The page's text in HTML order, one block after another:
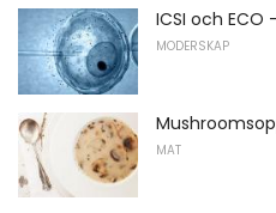
ICSI och ECO
MODERSKAP
MAT